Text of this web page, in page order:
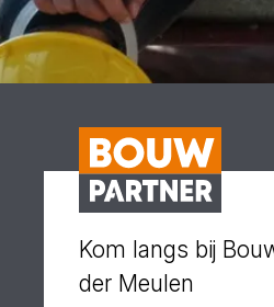
Kom langs bij
der Meulen